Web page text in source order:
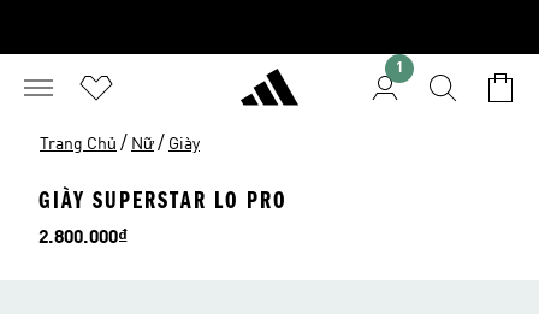
1
Trang Chủ / Nữ / Giày
GIÀY SUPERSTAR LO PRO
Giá
2.800.000₫